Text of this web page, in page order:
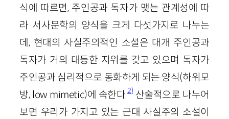
식에 따르면, 주인공과 독자가 맺는 관계성에 따
라 서사문학의 양식을 크게 다섯가지로 나누는
데, 현대의 사실주의적인 소설은 대개 주인공과
독자가 거의 대등한 지위를 갖고 있으며 독자가
주인공과 심리적으로 동화하게 되는 양식(하위모
방, low mimetic)에 속한다.2)산술적으로 나누어
보면 우리가 가지고 있는 근대 사실주의 소설이